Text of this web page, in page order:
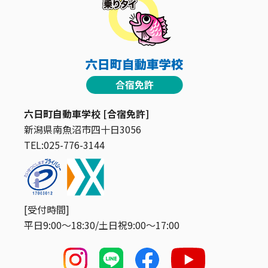
六日町自動車学校 [合宿免許]
新潟県南魚沼市四十日3056
TEL:025-776-3144
[受付時間]
平日9:00〜18:30/土日祝9:00〜17:00